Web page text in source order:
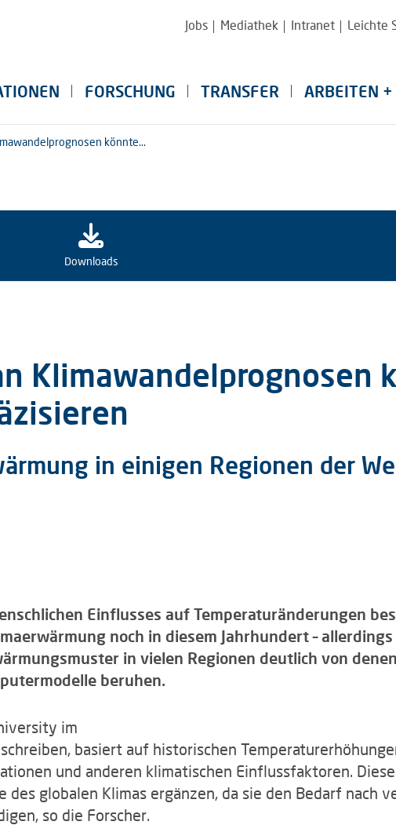
Jobs Mediathek Intranet Leichte
FORSCHUNG TRANSFER ARBEITEN +
könnte...
Downloads
Klimawandelprognosen
in einigen Regionen der
Einflusses auf Temperaturänderungen
noch in diesem Jahrhundert –
in vielen Regionen deutlich von
beruhen.
im
basiert auf historischen
und anderen klimatischen Einflussfaktoren. Diese
globalen Klimas ergänzen, da sie den Bedarf nach
so die Forscher.